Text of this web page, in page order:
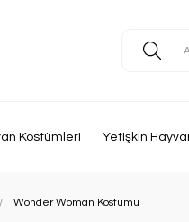
Kostümleri Yetişkin
Wonder Woman Kostümü